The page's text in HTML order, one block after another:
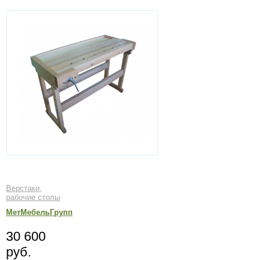
Верстаки,
рабочие столы
МетМебельГрупп
30 600
руб.